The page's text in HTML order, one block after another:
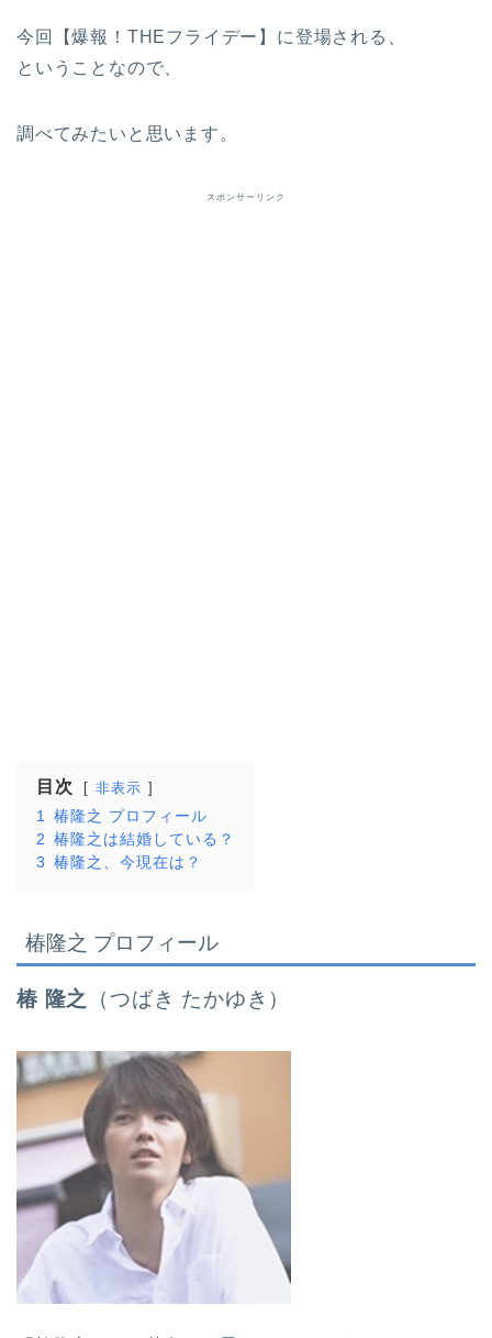
今回【爆報！THEフライデー】に登場される、
ということなので、
調べてみたいと思います。
スポンサーリンク
目次 非表示
1
椿隆之 プロフィール
2 椿隆之は結婚している？
3 椿隆之、今現在は？
椿隆之 プロフィール
椿 隆之 （つばき たかゆき）